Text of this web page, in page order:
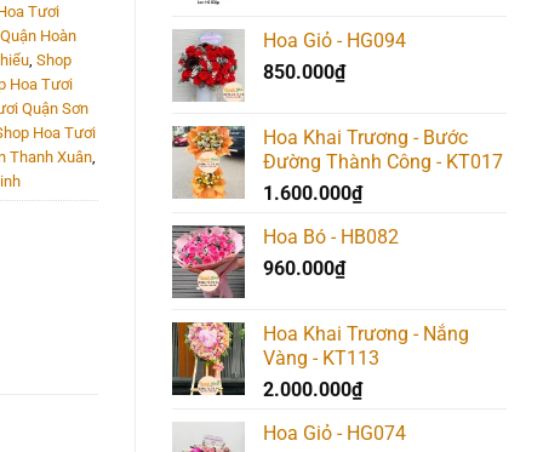
Hoa Giỏ - HG094
850.000₫
Hoa Khai Trương - Bước
Đường Thành Công - KT017
1.600.000₫
Hoa Bó - HB082
960.000₫
Hoa Khai Trương - Nắng
Vàng - KT113
2.000.000₫
Hoa Giỏ - HG074
Tươi
Hoàn
, Shop
Hoa Tươi
Quận Sơn
Hoa Tươi
Thanh Xuân,